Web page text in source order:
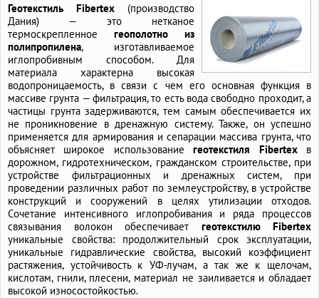
Геотекстиль Fibertex (производство
Дания) — это нетканое
термоскрепленное геополотно из
полипропилена, изготавливаемое
иглопробивным способом. Для
материала характерна высокая
водопроницаемость, в связи с чем его основная функция в
массиве грунта — фильтрация, то есть вода свободно проходит, а
частицы грунта задерживаются, тем самым обеспечивается их
не проникновение в дренажную систему. Также, он успешно
применяется для армирования и сепарации массива грунта, что
объясняет широкое использованиегеотекстиля Fibertexв
дорожном, гидротехническом, гражданском строительстве, при
устройстве фильтрационных и дренажных систем, при
проведении различных работ по землеустройству, в устройстве
конструкций и сооружений в целях утилизации отходов.
Сочетание интенсивного иглопробивания и ряда процессов
связывания волокон обеспечивает геотекстилю Fibertex
уникальные свойства: продолжительный срок эксплуатации,
уникальные гидравлические свойства, высокий коэффициент
растяжения, устойчивость к УФ-лучам, а так же к щелочам,
кислотам, гнили, плесени, материал не заиливается и обладает
высокой износостойкостью.